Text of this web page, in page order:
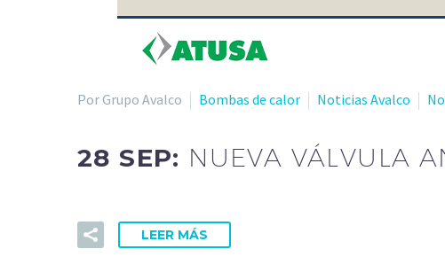
Por Grupo Avalco Bombas de calor Noticias Avalco
28 SEP: NUEVA VÁLVULA
LEER MÁS